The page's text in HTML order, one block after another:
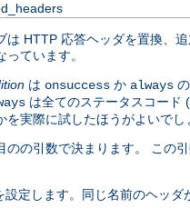
は HTTP 応答ヘッダを置換、
ています。
は onsuccess か always
は全てのステータスコード (
を実際に試したほうがよいでし
のの引数で決まります。 この
設定します。同じ名前のヘッダ